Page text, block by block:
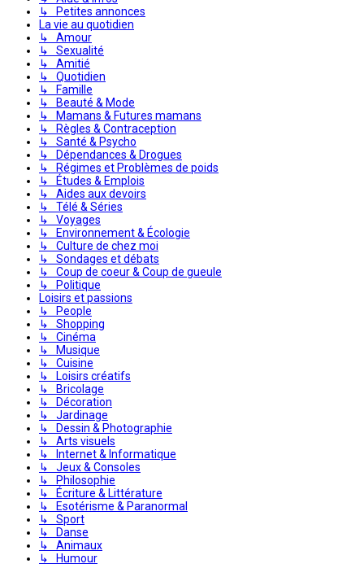
↳ Petites annonces
La vie au quotidien
↳ Amour
↳ Sexualité
↳ Amitié
↳ Quotidien
↳ Famille
↳ Beauté & Mode
↳ Mamans & Futures mamans
↳ Règles & Contraception
↳ Santé & Psycho
↳ Dépendances & Drogues
↳ Régimes et Problèmes de poids
↳ Études & Emplois
↳ Aides aux devoirs
↳ Télé & Séries
↳ Voyages
↳ Environnement & Écologie
↳ Culture de chez moi
↳ Sondages et débats
↳ Coup de coeur & Coup de gueule
↳ Politique
Loisirs et passions
↳ People
↳ Shopping
↳ Cinéma
↳ Musique
↳ Cuisine
↳ Loisirs créatifs
↳ Bricolage
↳ Décoration
↳ Jardinage
↳ Dessin & Photographie
↳ Arts visuels
↳ Internet & Informatique
↳ Jeux & Consoles
↳ Philosophie
↳ Écriture & Littérature
↳ Esotérisme & Paranormal
↳ Sport
↳ Danse
↳ Animaux
↳ Humour